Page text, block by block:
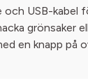
och USB-kabel
grönsaker
en knapp på